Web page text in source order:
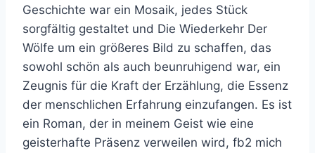
Geschichte war ein Mosaik, jedes Stück
sorgfältig gestaltet und Die Wiederkehr Der
Wölfe um ein größeres Bild zu schaffen, das
sowohl schön als auch beunruhigend war, ein
Zeugnis für die Kraft der Erzählung, die Essenz
der menschlichen Erfahrung einzufangen. Es ist
ein Roman, der in meinem Geist wie eine
geisterhafte Präsenz verweilen wird, fb2 mich